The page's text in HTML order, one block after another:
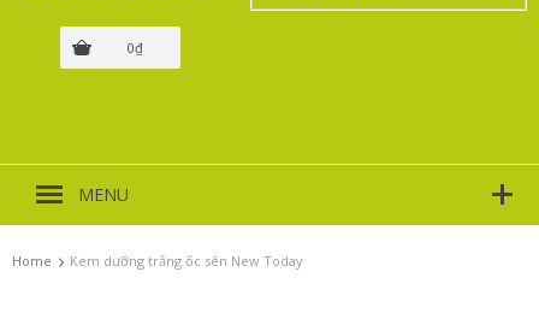
0₫
MENU
Home › Kem dưỡng trắng ốc sên New Today